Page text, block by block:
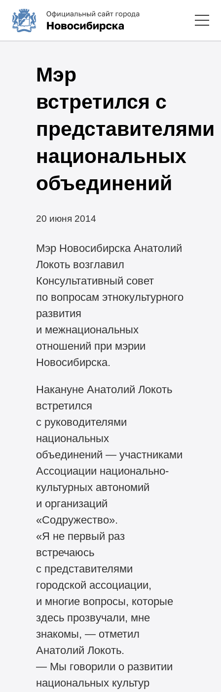
Мэр
встретился с
представителями
национальных
объединений
20 июня 2014
Мэр Новосибирска Анатолий
Локоть возглавил
Консультативный совет
по вопросам этнокультурного
развития
и межнациональных
отношений при мэрии
Новосибирска.
Накануне Анатолий Локоть
встретился
с руководителями
национальных
объединений — участниками
Ассоциации национально-
культурных автономий
и организаций
«Содружество».
«Я не первый раз
встречаюсь
с представителями
городской ассоциации,
и многие вопросы, которые
здесь прозвучали, мне
знакомы, — отметил
Анатолий Локоть.
— Мы говорили о развитии
национальных культур